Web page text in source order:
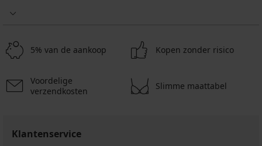
Philippa
voorgevormd
24,49
34,99
€
Danuta
zonder
beugels
€
5% van de aankoop Kopen zonder risico
Voordelige
verzendkosten
Slimme maattabel
Klantenservice